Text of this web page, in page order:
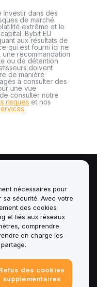
dans des
de marché
extrême et le
Bybit EU
aux résultats de
qui est fourni ici ne
recommandation
ou de détention
doivent
de manière
à consulter des
une vue
consulter notre
risques et nos
.
nécessaires pour
sécurité. Avec votre
des cookies
et liés aux réseaux
comprendre
en charge les
des cookies
supplémentaires